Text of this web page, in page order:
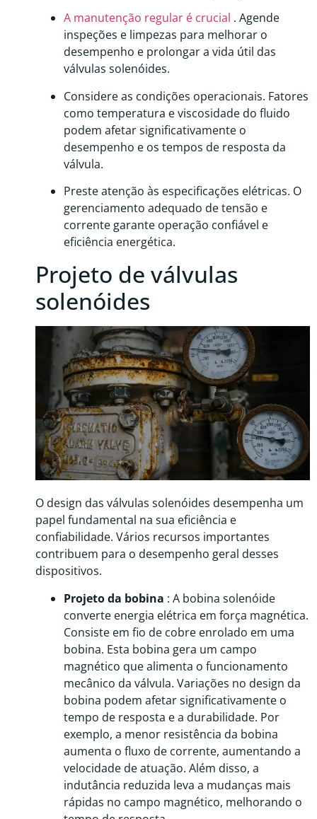
A manutenção regular é crucial . Agende
inspeções e limpezas para melhorar o
desempenho e prolongar a vida útil das
válvulas solenóides.
Considere as condições operacionais. Fatores
como temperatura e viscosidade do fluido
podem afetar significativamente o
desempenho e os tempos de resposta da
válvula.
Preste atenção às especificações elétricas. O
gerenciamento adequado de tensão e
corrente garante operação confiável e
eficiência energética.
Projeto de válvulas
solenóides
O design das válvulas solenóides desempenha um
papel fundamental na sua eficiência e
confiabilidade. Vários recursos importantes
contribuem para o desempenho geral desses
dispositivos.
Projeto da bobina : A bobina solenóide
converte energia elétrica em força magnética.
Consiste em fio de cobre enrolado em uma
bobina. Esta bobina gera um campo
magnético que alimenta o funcionamento
mecânico da válvula. Variações no design da
bobina podem afetar significativamente o
tempo de resposta e a durabilidade. Por
exemplo, a menor resistência da bobina
aumenta o fluxo de corrente, aumentando a
velocidade de atuação. Além disso, a
indutância reduzida leva a mudanças mais
rápidas no campo magnético, melhorando o